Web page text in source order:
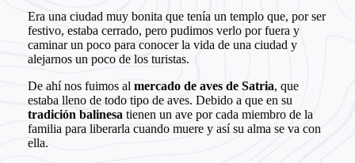
Era una ciudad muy bonita que tenía un templo que, por ser
festivo, estaba cerrado, pero pudimos verlo por fuera y
caminar un poco para conocer la vida de una ciudad y
alejarnos un poco de los turistas.
De ahí nos fuimos al mercado de aves de Satria, que
estaba lleno de todo tipo de aves. Debido a que en su
tradición balinesa tienen un ave por cada miembro de la
familia para liberarla cuando muere y así su alma se va con
ella.